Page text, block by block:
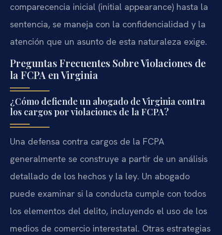
comparecencia inicial (initial appearance) hasta la
sentencia, se maneja con la confidencialidad y la
atención que un asunto de esta naturaleza exige.
Preguntas Frecuentes Sobre Violaciones de
la FCPA en Virginia
¿Cómo defiende un abogado de Virginia contra
los cargos por violaciones de la FCPA?
Una defensa contra cargos de la FCPA
generalmente se construye a partir de un análisis
detallado de los hechos y la ley. Un abogado
puede examinar si la conducta cumple con todos
los elementos del delito, incluyendo el uso de los
medios de comercio interestatal. Otras estrategias